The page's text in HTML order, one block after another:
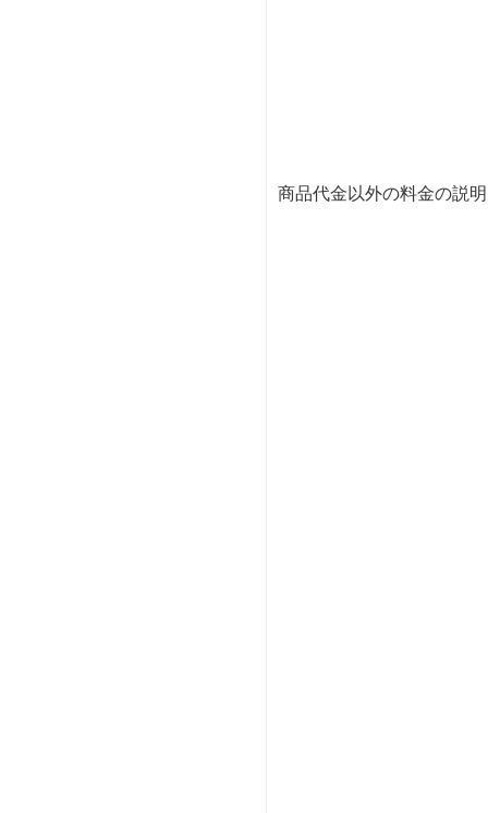
商品代金以外の料金の説明